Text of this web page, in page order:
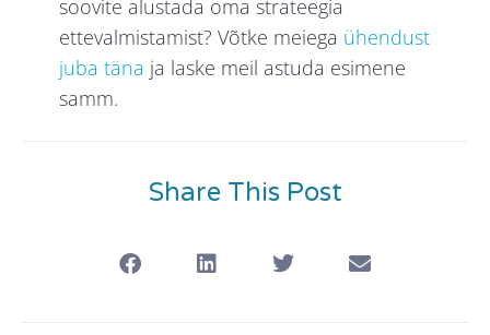
soovite alustada oma strateegia
ettevalmistamist? Võtke meiega ühendust
juba täna ja laske meil astuda esimene
samm.
Share This Post